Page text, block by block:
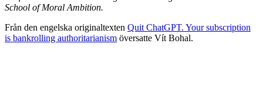
School of Moral Ambition.
Från den engelska originaltexten Quit ChatGPT. Your subscription
is bankrolling authoritarianism översatte Vít Bohal.